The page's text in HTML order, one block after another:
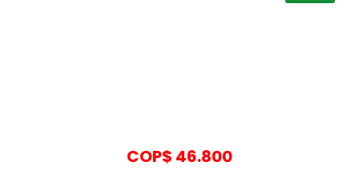
COP$ 46.800